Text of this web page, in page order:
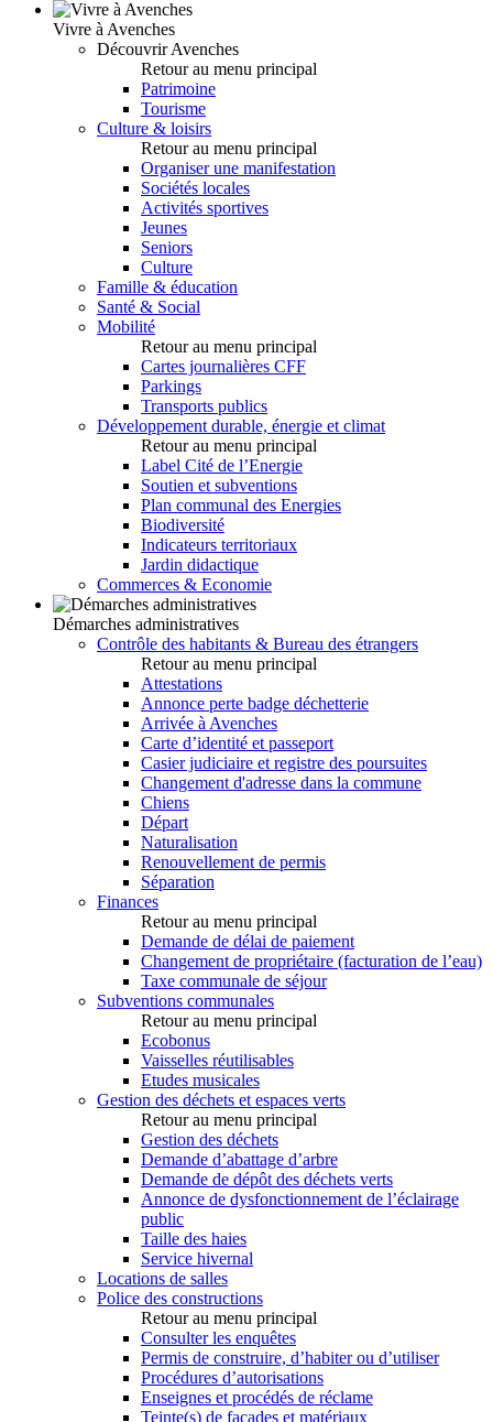
Vivre à Avenches
Découvrir Avenches
Retour au menu principal
Patrimoine
Tourisme
Culture & loisirs
Retour au menu principal
Organiser une manifestation
Sociétés locales
Activités sportives
Jeunes
Seniors
Culture
Famille & éducation
Santé & Social
Mobilité
Retour au menu principal
Cartes journalières CFF
Parkings
Transports publics
Développement durable, énergie et climat
Retour au menu principal
Label Cité de l’Energie
Soutien et subventions
Plan communal des Energies
Biodiversité
Indicateurs territoriaux
Jardin didactique
Commerces & Economie
Démarches administratives
Contrôle des habitants & Bureau des étrangers
Retour au menu principal
Attestations
Annonce perte badge déchetterie
Arrivée à Avenches
Carte d’identité et passeport
Casier judiciaire et registre des poursuites
Changement d'adresse dans la commune
Chiens
Départ
Naturalisation
Renouvellement de permis
Séparation
Finances
Retour au menu principal
Demande de délai de paiement
Changement de propriétaire (facturation de l’eau)
Taxe communale de séjour
Subventions communales
Retour au menu principal
Ecobonus
Vaisselles réutilisables
Etudes musicales
Gestion des déchets et espaces verts
Retour au menu principal
Gestion des déchets
Demande d’abattage d’arbre
Demande de dépôt des déchets verts
Annonce de dysfonctionnement de l’éclairage
public
Taille des haies
Service hivernal
Locations de salles
Police des constructions
Retour au menu principal
Consulter les enquêtes
Permis de construire, d’habiter ou d’utiliser
Procédures d’autorisations
Enseignes et procédés de réclame
Teinte(s) de façades et matériaux